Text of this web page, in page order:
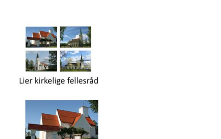
Artikkelsnarveger